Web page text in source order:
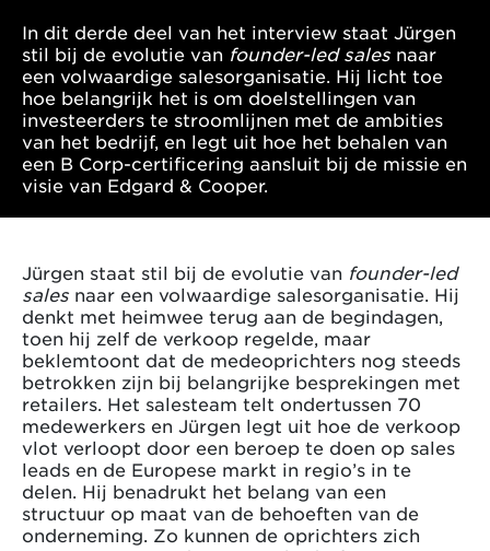
In dit derde deel van het interview staat Jürgen
stil bij de evolutie van founder-led sales naar
een volwaardige salesorganisatie. Hij licht toe
hoe belangrijk het is om doelstellingen van
investeerders te stroomlijnen met de ambities
van het bedrijf, en legt uit hoe het behalen van
een B Corp-certificering aansluit bij de missie en
visie van Edgard & Cooper.
Jürgen staat stil bij de evolutie van founder-led
sales naar een volwaardige salesorganisatie. Hij
denkt met heimwee terug aan de begindagen,
toen hij zelf de verkoop regelde, maar
beklemtoont dat de medeoprichters nog steeds
betrokken zijn bij belangrijke besprekingen met
retailers. Het salesteam telt ondertussen 70
medewerkers en Jürgen legt uit hoe de verkoop
vlot verloopt door een beroep te doen op sales
leads en de Europese markt in regio’s in te
delen. Hij benadrukt het belang van een
structuur op maat van de behoeften van de
onderneming. Zo kunnen de oprichters zich